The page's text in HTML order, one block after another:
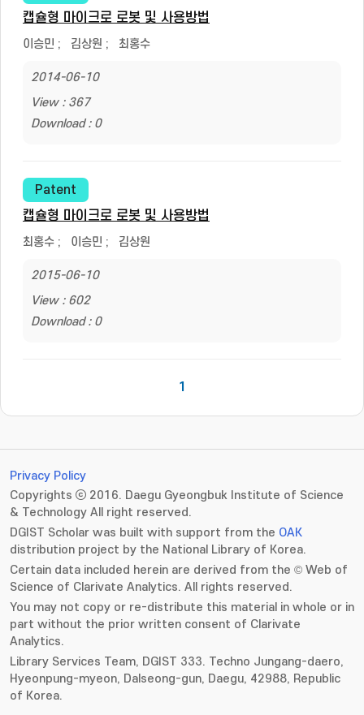
캡슐형 마이크로 로봇 및 사용방법
이승민 ; 김상원 ; 최홍수
2014-06-10
View : 367
Download : 0
Patent
캡슐형 마이크로 로봇 및 사용방법
최홍수 ; 이승민 ; 김상원
2015-06-10
View : 602
Download : 0
1
Privacy Policy
Copyrights ⓒ 2016. Daegu Gyeongbuk Institute of Science
& Technology All right reserved.
DGIST Scholar was built with support from the OAK
distribution project by the National Library of Korea.
Certain data included herein are derived from the © Web of
Science of Clarivate Analytics. All rights reserved.
You may not copy or re-distribute this material in whole or in
part without the prior written consent of Clarivate
Analytics.
Library Services Team, DGIST 333. Techno Jungang-daero,
Hyeonpung-myeon, Dalseong-gun, Daegu, 42988, Republic
of Korea.